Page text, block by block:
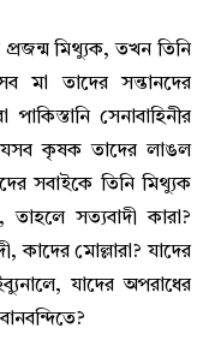
মিথ্যুক, তখন তিনি
মা তাদের সন্তানদের
সেনাবাহিনীর
যেসব কৃষক তাদের লাঙল
সবাইকে তিনি মিথ্যুক
সত্যবাদী কারা?
কাদের মোল্লারা? যাদের
যাদের অপরাধের